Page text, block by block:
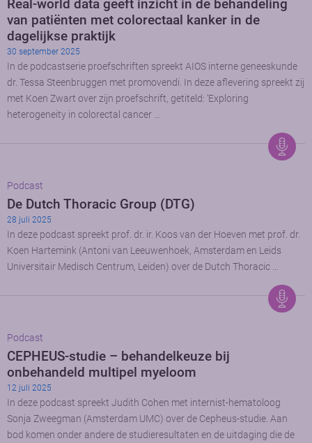
Real-world data geeft inzicht in de behandeling
van patiënten met colorectaal kanker in de
dagelijkse praktijk
30 september 2025
In de podcastserie proefschriften spreekt AIOS interne geneeskunde
dr. Tessa Steenbruggen met promovendi. In deze aflevering spreekt zij
met Koen Zwart over zijn proefschrift, getiteld: ‘Exploring
heterogeneity in colorectal cancer …
Podcast
De Dutch Thoracic Group (DTG)
28 juli 2025
In deze podcast spreekt prof. dr. ir. Koos van der Hoeven met prof. dr.
Koen Hartemink (Antoni van Leeuwenhoek, Amsterdam en Leids
Universitair Medisch Centrum, Leiden) over de Dutch Thoracic …
Podcast
CEPHEUS-studie – behandelkeuze bij
onbehandeld multipel myeloom
12 juli 2025
In deze podcast spreekt Judith Cohen met internist-hematoloog
Sonja Zweegman (Amsterdam UMC) over de Cepheus-studie. Aan
bod komen onder andere de studieresultaten en de uitdaging die de